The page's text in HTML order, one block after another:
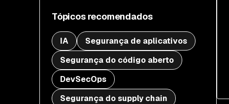
Tópicos recomendados
IA
Segurança de aplicativos
Segurança do código aberto
DevSecOps
Segurança do supply chain